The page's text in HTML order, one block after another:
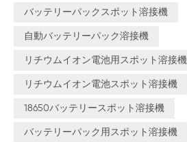
バッテリーパックスポット溶接機
自動バッテリーパック溶接機
リチウムイオン電池用スポット溶接機
リチウムイオン電池スポット溶接機
18650バッテリースポット溶接機
バッテリーパック用スポット溶接機